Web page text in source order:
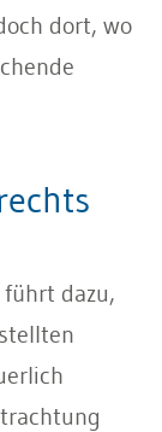
dort, wo
dazu,